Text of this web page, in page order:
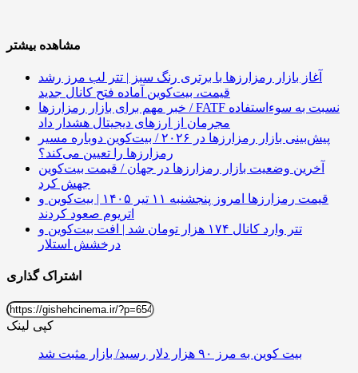
مشاهده بیشتر
آغاز بازار رمزارزها با برتری رنگ سبز | تتر لب مرز رشد
قیمت، بیت‌کوین آماده فتح کانال جدید
خبر مهم برای بازار رمزارزها / FATF نسبت به سوءاستفاده
مجرمان از ارزهای دیجیتال هشدار داد
پیش‌بینی بازار رمزارزها در ۲۰۲۶ / بیت‌کوین دوباره مسیر
رمزارزها را تعیین می‌کند؟
آخرین وضعیت بازار رمزارزها در جهان / قیمت بیت‌کوین
جهش کرد
قیمت رمزارزها امروز پنجشنبه ۱۱ تیر ۱۴۰۵ | بیت‌کوین و
اتریوم صعود کردند
تتر وارد کانال ۱۷۴ هزار تومان شد | افت بیت‌کوین و
درخشش استلار
اشتراک گذاری
کپی لینک
بیت کوین به مرز ۹۰ هزار دلار رسید/ بازار مثبت شد